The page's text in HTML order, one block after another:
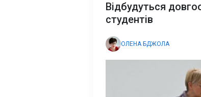
Відбудуться
студентів
ОЛЕНА БДЖОЛА